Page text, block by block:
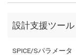
設計支援ツール
SPICE/Sパラメータ